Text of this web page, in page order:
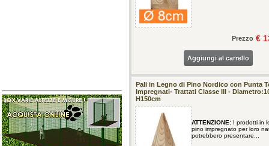
Prezzo €
Aggiungi al carrello
Pali in Legno di Pino Nordico con Punta
Impregnati- Trattati Classe III -
H150cm
ATTENZIONE: I prodotti in
pino impregnato per loro
potrebbero presentare...